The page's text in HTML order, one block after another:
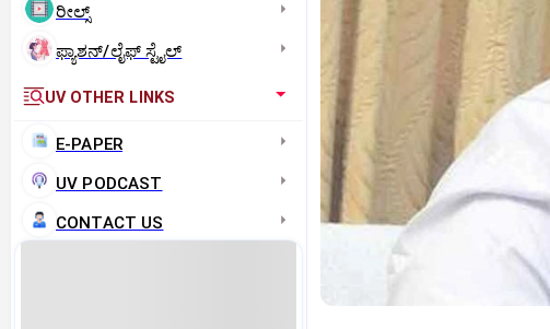
ರೀಲ್ಸ್
ಫ್ಯಾಶನ್/ಲೈಫ್‌ ಸ್ಟೈಲ್
UV OTHER LINKS
E-PAPER
UV PODCAST
CONTACT US